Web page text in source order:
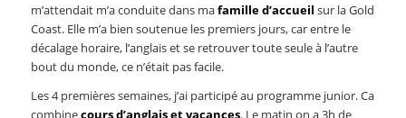
m’attendait m’a conduite dans mafamille d’accueil sur la Gold
Coast. Elle m’a bien soutenue les premiers jours, car entre le
décalage horaire, l’anglais et se retrouver toute seule à l’autre
bout du monde, ce n’était pas facile.
Les 4 premières semaines, j’ai participé au programme junior. Ca
combinecours d’anglais et vacances. Le matin on a 3h de